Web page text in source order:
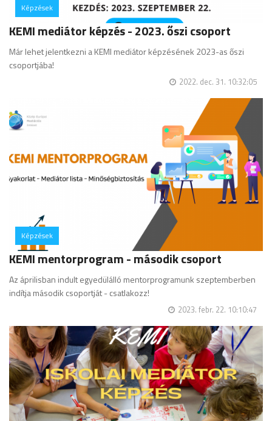
Képzések
hozzászólás
KEMI mediátor képzés - 2023. őszi csoport
Már lehet jelentkezni a KEMI mediátor képzésének 2023-as őszi
csoportjába!
2022. dec. 31. 10:32:05
Képzések
hozzászólás
KEMI mentorprogram - második csoport
Az áprilisban indult egyedülálló mentorprogramunk szeptemberben
indítja második csoportját - csatlakozz!
2023. febr. 22. 10:10:47